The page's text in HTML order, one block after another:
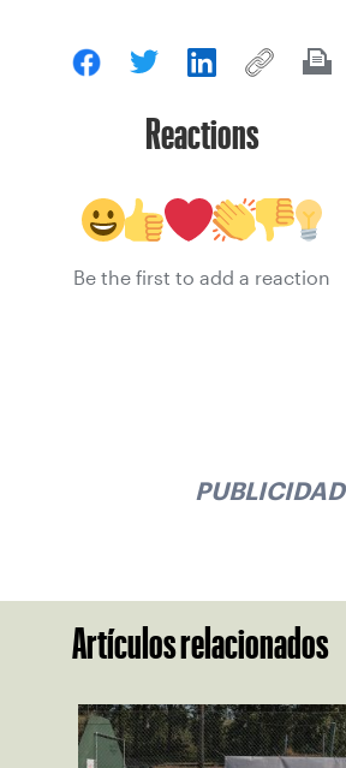
Reactions
Be the first to add a reaction
PUBLICIDAD
Artículos relacionados